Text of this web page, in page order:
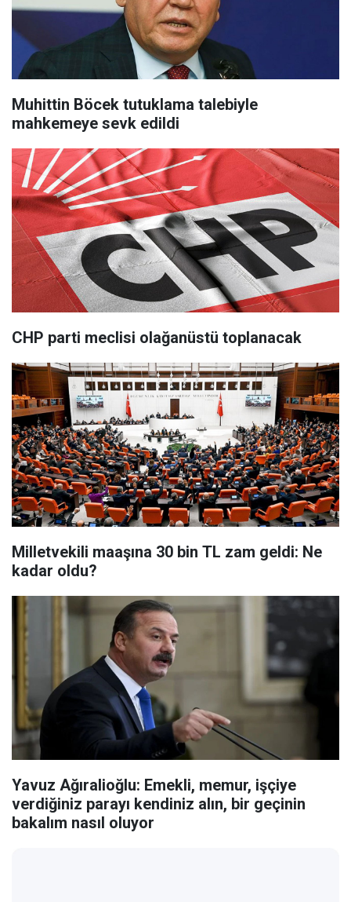
Muhittin Böcek tutuklama talebiyle
mahkemeye sevk edildi
CHP parti meclisi olağanüstü toplanacak
Milletvekili maaşına 30 bin TL zam geldi: Ne
kadar oldu?
Yavuz Ağıralioğlu: Emekli, memur, işçiye
verdiğiniz parayı kendiniz alın, bir geçinin
bakalım nasıl oluyor